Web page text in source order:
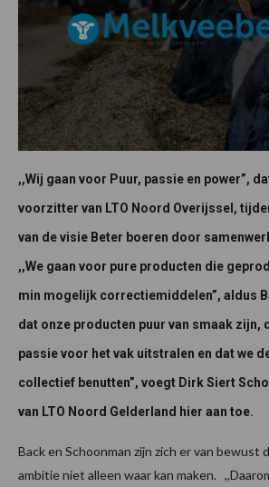
,,Wij gaan voor Puur, passie en power”,
voorzitter van LTO Noord Overijssel,
van de visie Beter boeren door
,,We gaan voor pure producten die
min mogelijk correctiemiddelen”, aldus
dat onze producten puur van smaak zijn,
passie voor het vak uitstralen en dat we
collectief benutten”, voegt Dirk Siert
van LTO Noord Gelderland hier aan toe.
Back en Schoonman zijn zich er van bewust
ambitie niet alleen waar kan maken.